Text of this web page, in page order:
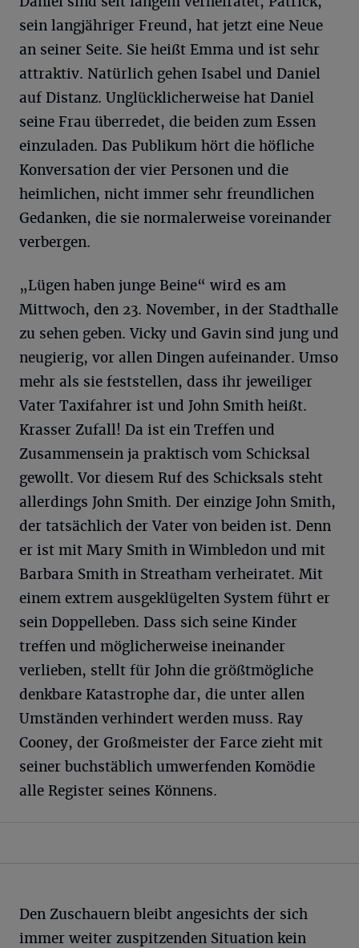
sein langjähriger Freund, hat jetzt eine Neue
an seiner Seite. Sie heißt Emma und ist sehr
attraktiv. Natürlich gehen Isabel und Daniel
auf Distanz. Unglücklicherweise hat Daniel
seine Frau überredet, die beiden zum Essen
einzuladen. Das Publikum hört die höfliche
Konversation der vier Personen und die
heimlichen, nicht immer sehr freundlichen
Gedanken, die sie normalerweise voreinander
verbergen.
„Lügen haben junge Beine“ wird es am
Mittwoch, den 23. November, in der Stadthalle
zu sehen geben. Vicky und Gavin sind jung und
neugierig, vor allen Dingen aufeinander. Umso
mehr als sie feststellen, dass ihr jeweiliger
Vater Taxifahrer ist und John Smith heißt.
Krasser Zufall! Da ist ein Treffen und
Zusammensein ja praktisch vom Schicksal
gewollt. Vor diesem Ruf des Schicksals steht
allerdings John Smith. Der einzige John Smith,
der tatsächlich der Vater von beiden ist. Denn
er ist mit Mary Smith in Wimbledon und mit
Barbara Smith in Streatham verheiratet. Mit
einem extrem ausgeklügelten System führt er
sein Doppelleben. Dass sich seine Kinder
treffen und möglicherweise ineinander
verlieben, stellt für John die größtmögliche
denkbare Katastrophe dar, die unter allen
Umständen verhindert werden muss. Ray
Cooney, der Großmeister der Farce zieht mit
seiner buchstäblich umwerfenden Komödie
alle Register seines Könnens.
Den Zuschauern bleibt angesichts der sich
immer weiter zuspitzenden Situation kein